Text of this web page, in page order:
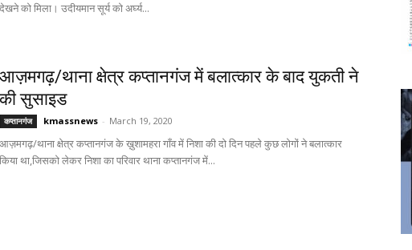
देखने को मिला। उदीयमान सूर्य को अर्घ्य...
आज़मगढ़/थाना क्षेत्र कप्तानगंज में बलात्कार के बाद युकती ने
की सुसाइड
कप्तानगंज kmassnews - March 19, 2020
आज़मगढ़/थाना क्षेत्र कप्तानगंज के ख़ुशामहरा गाँव में निशा की दो दिन पहले कुछ लोगों ने बलात्कार
किया था,जिसको लेकर निशा का परिवार थाना कप्तानगंज में...